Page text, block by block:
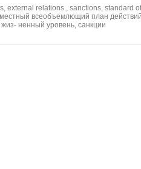
, external relations., sanctions, standard
всеобъемлющий план
жиз- ненный уровень, санкции